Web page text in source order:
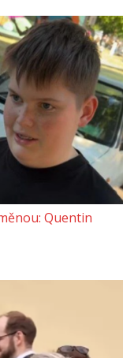
Quentin